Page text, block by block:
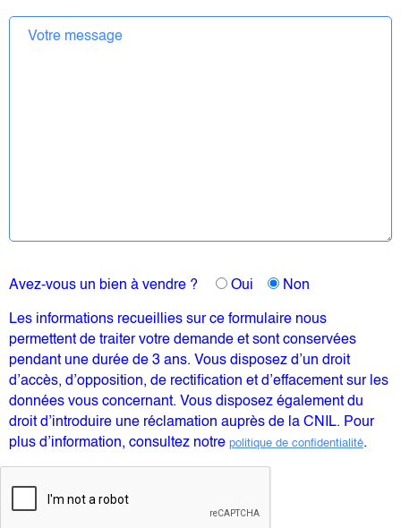
Avez-vous un bien à vendre ? Oui
Non
Les informations recueillies sur ce formulaire nous
permettent de traiter votre demande et sont conservées
pendant une durée de 3 ans. Vous disposez d’un droit
d’accès, d’opposition, de rectification et d’effacement sur les
données vous concernant. Vous disposez également du
droit d’introduire une réclamation auprès de la CNIL. Pour
plus d’information, consultez notrepolitique de confidentialité.